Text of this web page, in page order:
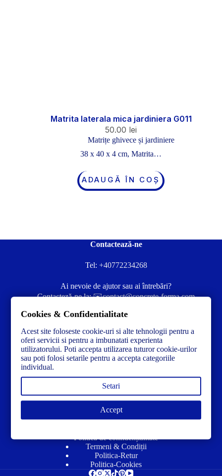
Matrita laterala mica jardiniera G011
50.00 lei
Matrițe ghivece și jardiniere
38 x 40 x 4 cm, Matrita…
ADAUGĂ ÎN COȘ
Contactează-ne
Tel: +40772234268
Ai nevoie de ajutor sau ai întrebări?
Contacteză-ne la:✉️contact@concrete-forma.com
Link-uri utile
Politică de confidențialitate
Termeni & Condiții
Politica-Retur
Politica-Cookies
Cookies & Confidentialitate
Acest site foloseste cookie-uri si alte tehnologii pentru a
oferi servicii si pentru a imbunatati experienta
utilizatorului. Poti accepta utilizarea tuturor cookie-urilor
sau poti folosi setarile pentru a accepta categoriile
individual.
Setari
Accept